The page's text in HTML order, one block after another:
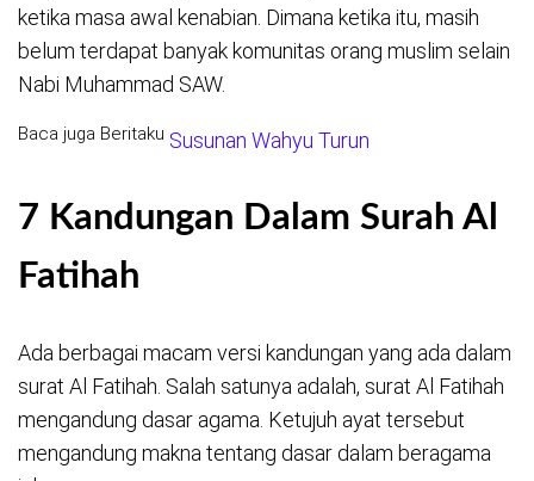
ketika masa awal kenabian. Dimana ketika itu, masih
belum terdapat banyak komunitas orang muslim selain
Nabi Muhammad SAW.
Baca juga Beritaku Susunan Wahyu Turun
7 Kandungan Dalam Surah Al
Fatihah
Ada berbagai macam versi kandungan yang ada dalam
surat Al Fatihah. Salah satunya adalah, surat Al Fatihah
mengandung dasar agama. Ketujuh ayat tersebut
mengandung makna tentang dasar dalam beragama